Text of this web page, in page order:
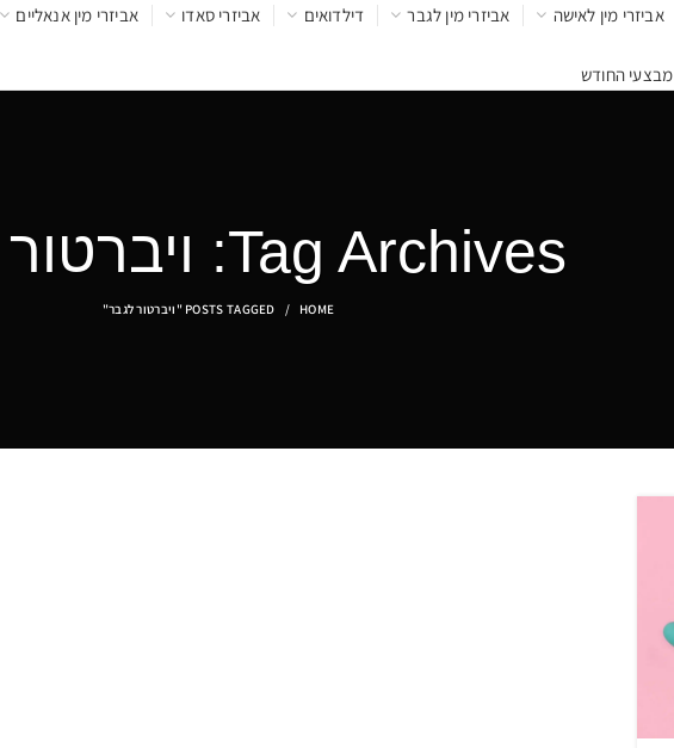
אביזרי מין לאישה אביזרי מין לגבר דילדואים אביזרי סאדו אביזרי מין אנאליים
מבצעי החודש
Tag Archives: ויברטור לגבר
HOME POSTS TAGGED "ויברטור לגבר"